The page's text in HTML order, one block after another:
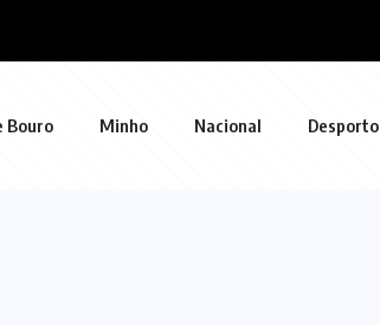
Bouro Minho Nacional Desporto